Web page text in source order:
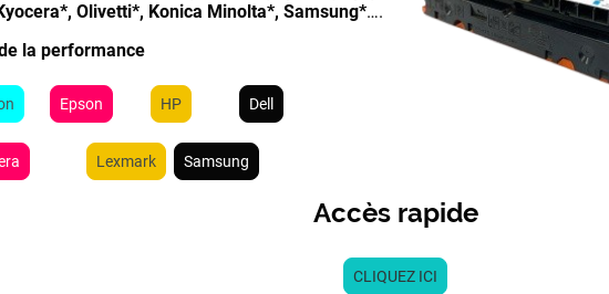
Olivetti*, Konica Minolta*, Samsung*….
la performance
Accès rapide
CLIQUEZ ICI
Epson HP
Lexmark Samsung
Dell